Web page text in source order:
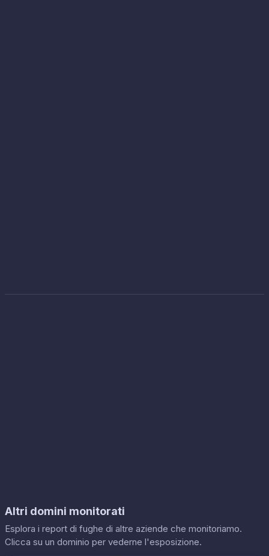
Altri domini monitorati
Esplora i report di fughe di altre aziende che monitoriamo.
Clicca su un dominio per vederne l'esposizione.